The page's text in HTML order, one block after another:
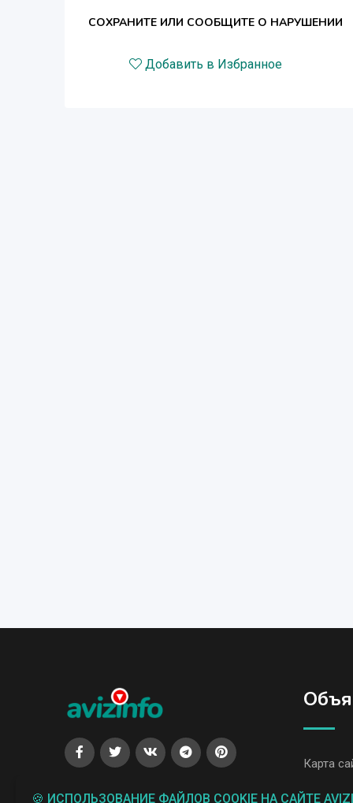
СОХРАНИТЕ ИЛИ СООБЩИТЕ О НАРУШЕНИИ
Добавить в Избранное
Карта
Все
🍪 ИСПОЛЬЗОВАНИЕ ФАЙЛОВ COOKIE НА САЙТЕ